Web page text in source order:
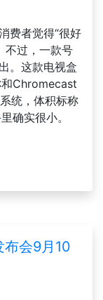
费者觉得“很好
不过，一款号
。这款电视盒
和Chromecast
统，体积标称
确实很小。
会9月10